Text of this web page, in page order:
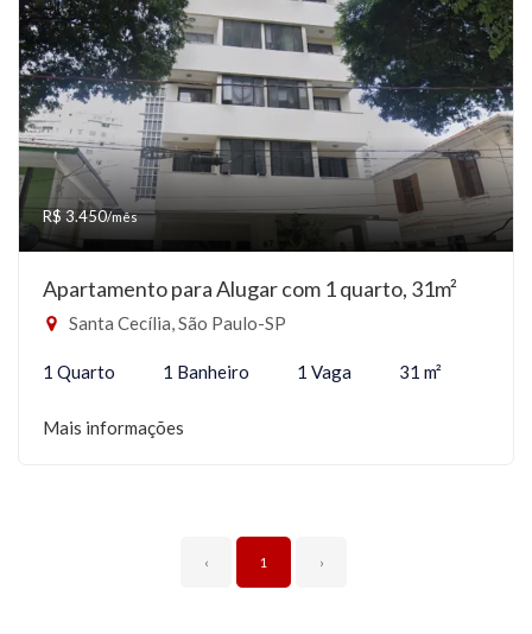
R$ 3.450/mês
Apartamento para Alugar com 1 quarto, 31m²
Santa Cecília, São Paulo-SP
1 Quarto 1 Banheiro 1 Vaga 31 m²
Mais informações
‹ 1 ›